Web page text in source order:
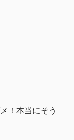
！本当にそう